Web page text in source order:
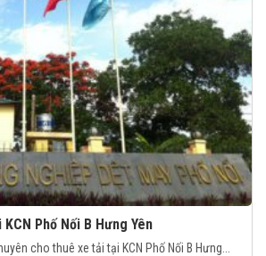
Phố Nối B Hưng Yên
cho thuê xe tải tại KCN Phố Nối B Hưng...